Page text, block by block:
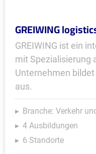
GREIWING
GREIWING ist ein
mit Spezialisierung
Unternehmen
aus.
Branche: Verkehr
4 Ausbildungen
6 Standorte